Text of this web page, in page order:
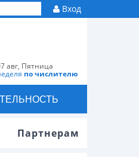
Вход
авг, Пятница
по числителю
Партнерам